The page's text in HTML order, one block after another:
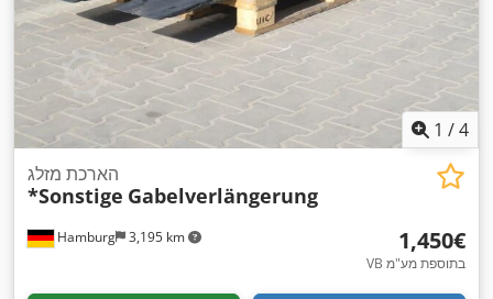
1 /4
Hamburg 3,195 km
הארכת מזלג
*Sonstige Gabelverlängerung
‏1,450 ‏€
VB בתוספת מע"מ